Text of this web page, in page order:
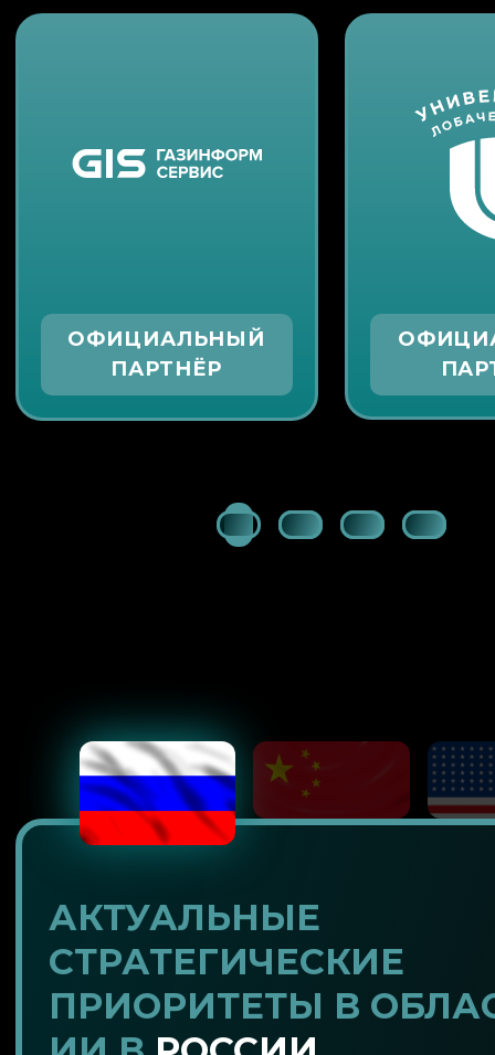
ОФИЦИАЛЬНЫЙ
ПАРТНЁР
АКТУАЛЬНЫЕ
СТРАТЕГИЧЕСКИЕ
ПРИОРИТЕТЫ В